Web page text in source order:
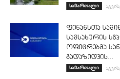
სამართალი
ფინანსთა
სამსახურის
ოფიცრებმა
გადაზიდვის...
სამართალი